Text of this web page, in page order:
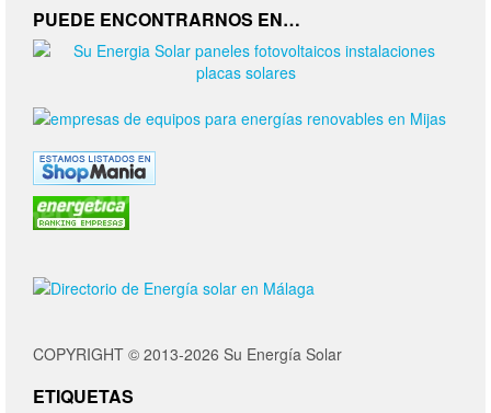
PUEDE ENCONTRARNOS EN…
COPYRIGHT © 2013-2026 Su Energía Solar
ETIQUETAS